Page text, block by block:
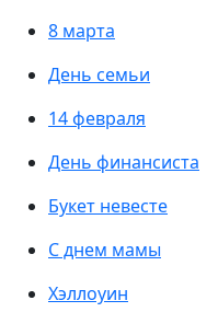
8 марта
День семьи
14 февраля
День финансиста
Букет невесте
С днем мамы
Хэллоуин